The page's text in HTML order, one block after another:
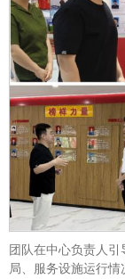
团队在中心负责人
局、服务设施运行